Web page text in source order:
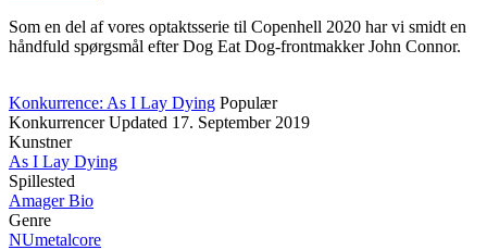
Som en del af vores optaktsserie til Copenhell 2020 har vi smidt en
håndfuld spørgsmål efter Dog Eat Dog-frontmakker John Connor.
Konkurrence: As I Lay Dying Populær
Konkurrencer Updated 17. September 2019
Kunstner
As I Lay Dying
Spillested
Amager Bio
Genre
NUmetalcore